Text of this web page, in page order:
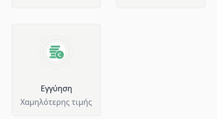
Eγγύηση
Χαμηλότερης τιμής